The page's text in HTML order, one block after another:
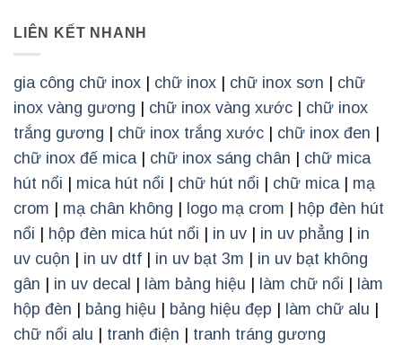
LIÊN KẾT NHANH
gia công chữ inox chữ inox chữ inox sơn
chữ
inox vàng gương
chữ inox vàng xước
chữ inox
trắng gương
chữ inox trắng xước chữ inox đen
chữ inox đế mica| chữ inox sáng chân
chữ mica
hút nổi
mica hút nổi chữ hút nổi chữ mica| mạ
crom
mạ chân không logo mạ crom
hộp đèn hút
nổi
hộp đèn mica hút nổi in uv in uv phẳng
in
uv cuộn
in uv dtf in uv bạt 3m
in uv bạt không
gân
in uv decal làm bảng hiệu làm chữ nổi
làm
hộp đèn
bảng hiệu bảng hiệu đẹp làm chữ alu
chữ nổi alu
tranh điện tranh tráng gương